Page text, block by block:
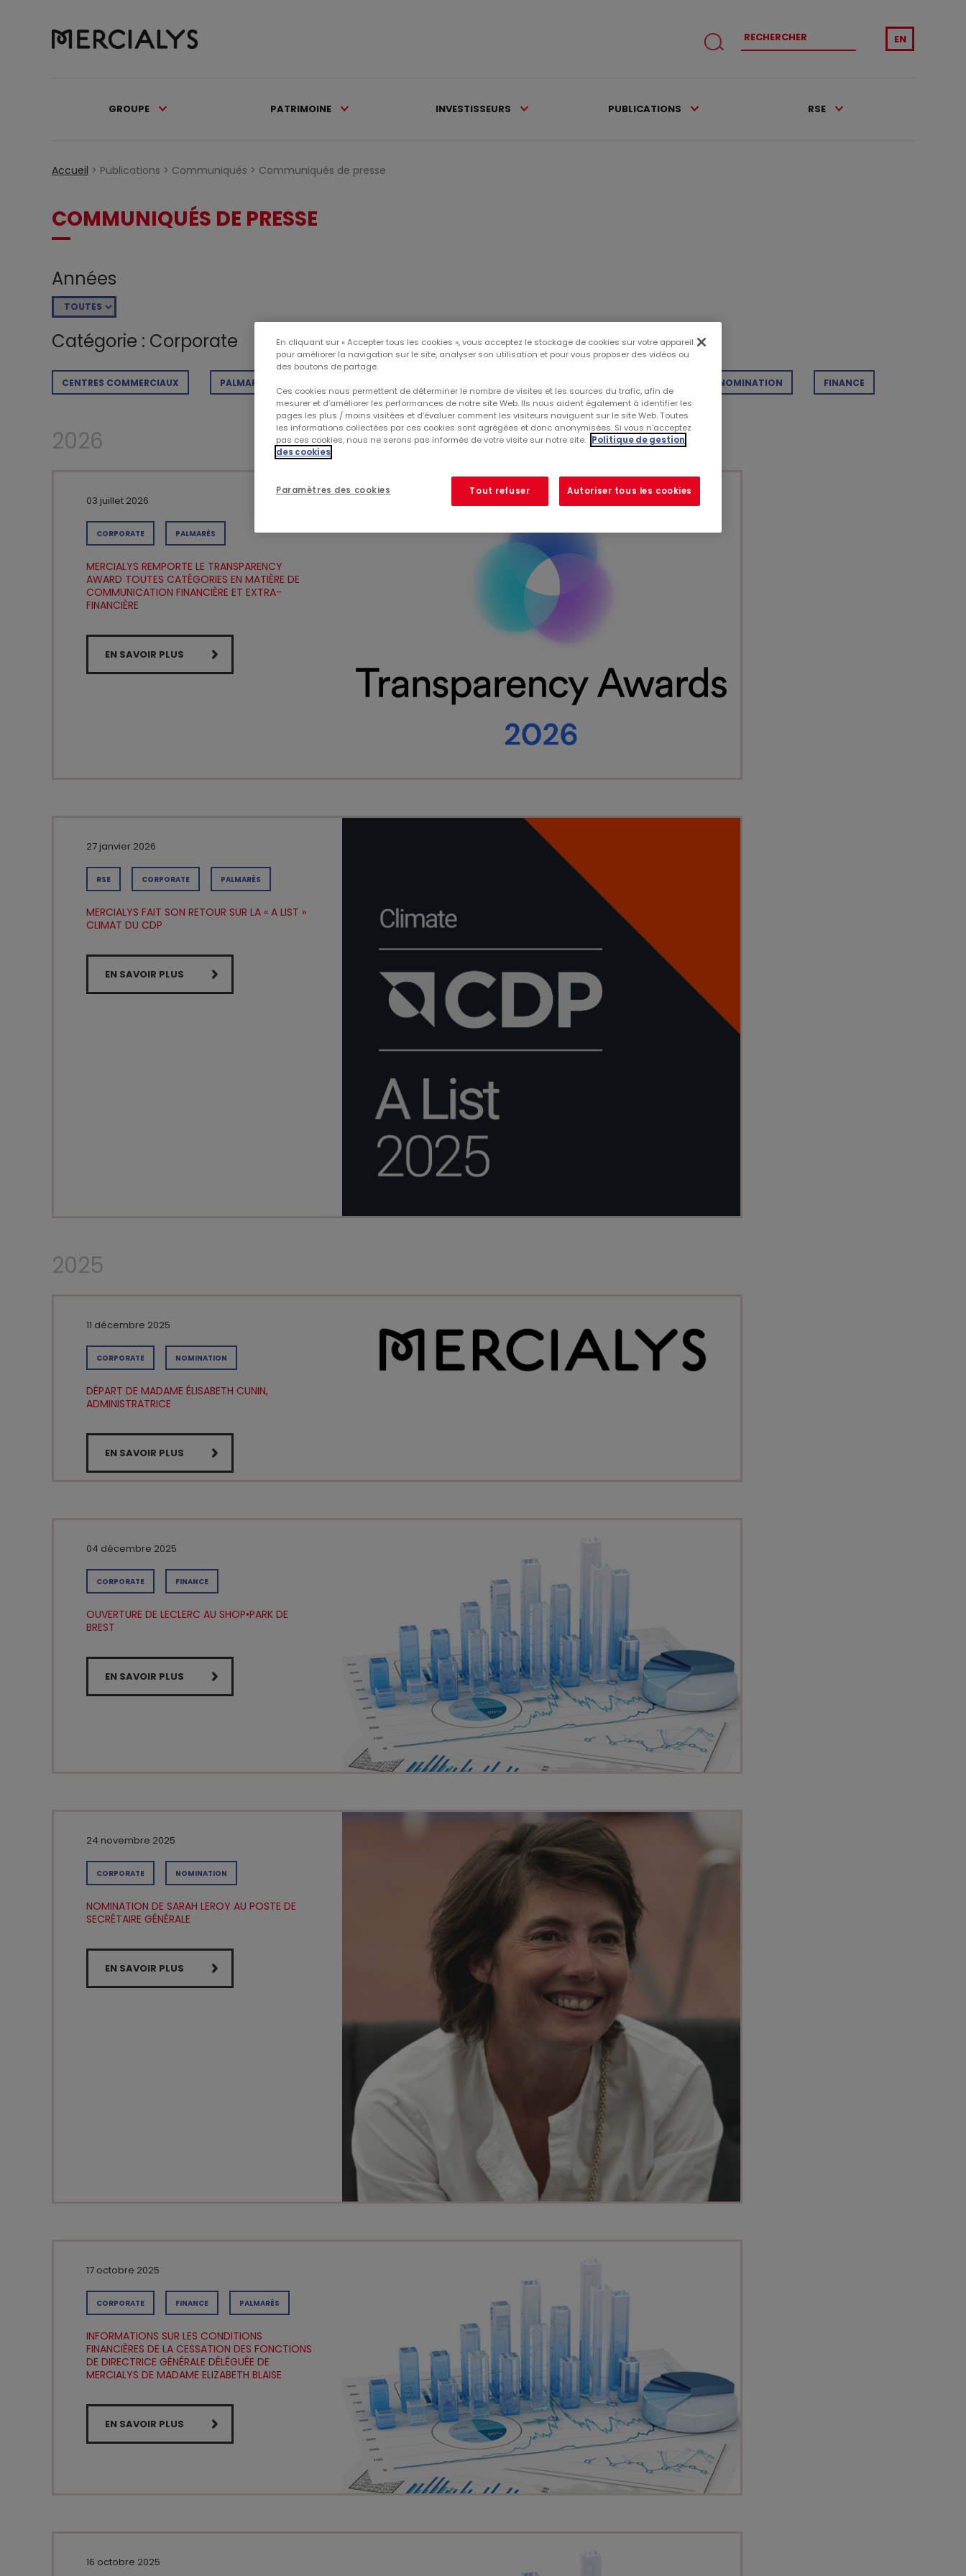
EN
GROUPE PATRIMOINE INVESTISSEURS PUBLICATIONS RSE
Accueil > Publications > Communiqués > Communiqués de presse
COMMUNIQUÉS DE PRESSE
Années
Catégorie : Corporate
CENTRES COMMERCIAUX PALMARÈS NOMINATION FINANCE
2026
03 juillet 2026
CORPORATE PALMARÈS
MERCIALYS REMPORTE LE TRANSPARENCY
AWARD TOUTES CATÉGORIES EN MATIÈRE DE
COMMUNICATION FINANCIÈRE ET EXTRA-
FINANCIÈRE
EN SAVOIR PLUS
27 janvier 2026
RSE CORPORATE PALMARÈS
MERCIALYS FAIT SON RETOUR SUR LA « A LIST »
CLIMAT DU CDP
EN SAVOIR PLUS
2025
11 décembre 2025
CORPORATE NOMINATION
DÉPART DE MADAME ÉLISABETH CUNIN,
ADMINISTRATRICE
EN SAVOIR PLUS
04 décembre 2025
CORPORATE FINANCE
OUVERTURE DE LECLERC AU SHOP•PARK DE
BREST
EN SAVOIR PLUS
24 novembre 2025
CORPORATE NOMINATION
NOMINATION DE SARAH LEROY AU POSTE DE
SECRÉTAIRE GÉNÉRALE
EN SAVOIR PLUS
17 octobre 2025
CORPORATE FINANCE PALMARÈS
INFORMATIONS SUR LES CONDITIONS
FINANCIÈRES DE LA CESSATION DES FONCTIONS
DE DIRECTRICE GÉNÉRALE DÉLÉGUÉE DE
MERCIALYS DE MADAME ELIZABETH BLAISE
EN SAVOIR PLUS
16 octobre 2025
En cliquant sur « Accepter tous les cookies », vous acceptez le stockage de cookies sur votre appareil
pour améliorer la navigation sur le site, analyser son utilisation et pour vous proposer des vidéos ou
des boutons de partage.
Ces cookies nous permettent de déterminer le nombre de visites et les sources du trafic, afin de
mesurer et d’améliorer les performances de notre site Web. Ils nous aident également à identifier les
pages les plus / moins visitées et d’évaluer comment les visiteurs naviguent sur le site Web. Toutes
les informations collectées par ces cookies sont agrégées et donc anonymisées. Si vous n'acceptez
pas ces cookies, nous ne serons pas informés de votre visite sur notre site. Politique de gestion
des cookies
Tout refuser Autoriser tous les cookies
Paramètres des cookies